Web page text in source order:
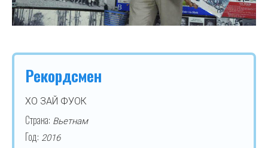
Рекордсмен
ХО ЗАЙ ФУОК
Страна: Вьетнам
Год: 2016